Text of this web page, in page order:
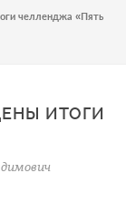
челленджа «Пять
ИТОГИ